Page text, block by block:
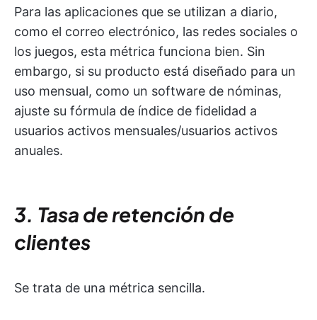
Para las aplicaciones que se utilizan a diario,
como el correo electrónico, las redes sociales o
los juegos, esta métrica funciona bien. Sin
embargo, si su producto está diseñado para un
uso mensual, como un software de nóminas,
ajuste su fórmula de índice de fidelidad a
usuarios activos mensuales/usuarios activos
anuales.
3. Tasa de retención de
clientes
Se trata de una métrica sencilla.